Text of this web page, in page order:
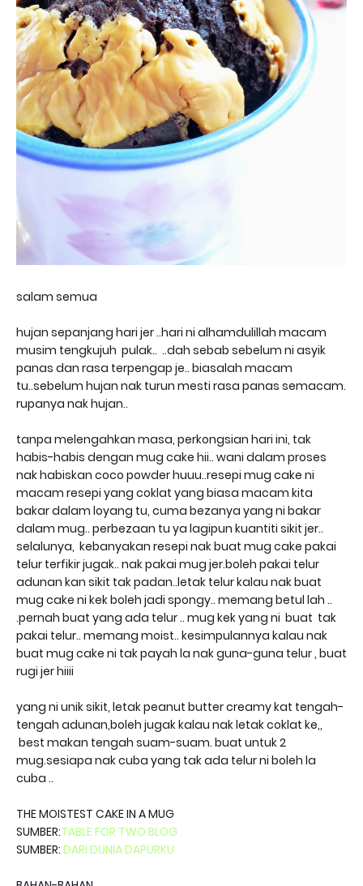
salam semua
hujan sepanjang hari jer ..hari ni alhamdulillah macam
musim tengkujuh pulak.. ..dah sebab sebelum ni asyik
panas dan rasa terpengap je.. biasalah macam
tu..sebelum hujan nak turun mesti rasa panas semacam.
rupanya nak hujan..
tanpa melengahkan masa, perkongsian hari ini, tak
habis-habis dengan mug cake hii.. wani dalam proses
nak habiskan coco powder huuu..resepi mug cake ni
macam resepi yang coklat yang biasa macam kita
bakar dalam loyang tu, cuma bezanya yang ni bakar
dalam mug.. perbezaan tu ya lagipun kuantiti sikit jer..
selalunya, kebanyakan resepi nak buat mug cake pakai
telur terfikir jugak.. nak pakai mug jer.boleh pakai telur
adunan kan sikit tak padan..letak telur kalau nak buat
mug cake ni kek boleh jadi spongy.. memang betul lah ..
.pernah buat yang ada telur .. mug kek yang ni buat tak
pakai telur.. memang moist.. kesimpulannya kalau nak
buat mug cake ni tak payah la nak guna-guna telur , buat
rugi jer hiiii
yang ni unik sikit, letak peanut butter creamy kat tengah-
tengah adunan,boleh jugak kalau nak letak coklat ke,,
best makan tengah suam-suam. buat untuk 2
mug.sesiapa nak cuba yang tak ada telur ni boleh la
cuba ..
THE MOISTEST CAKE IN A MUG
SUMBER:TABLE FOR TWO BLOG
SUMBER: DARI DUNIA DAPURKU